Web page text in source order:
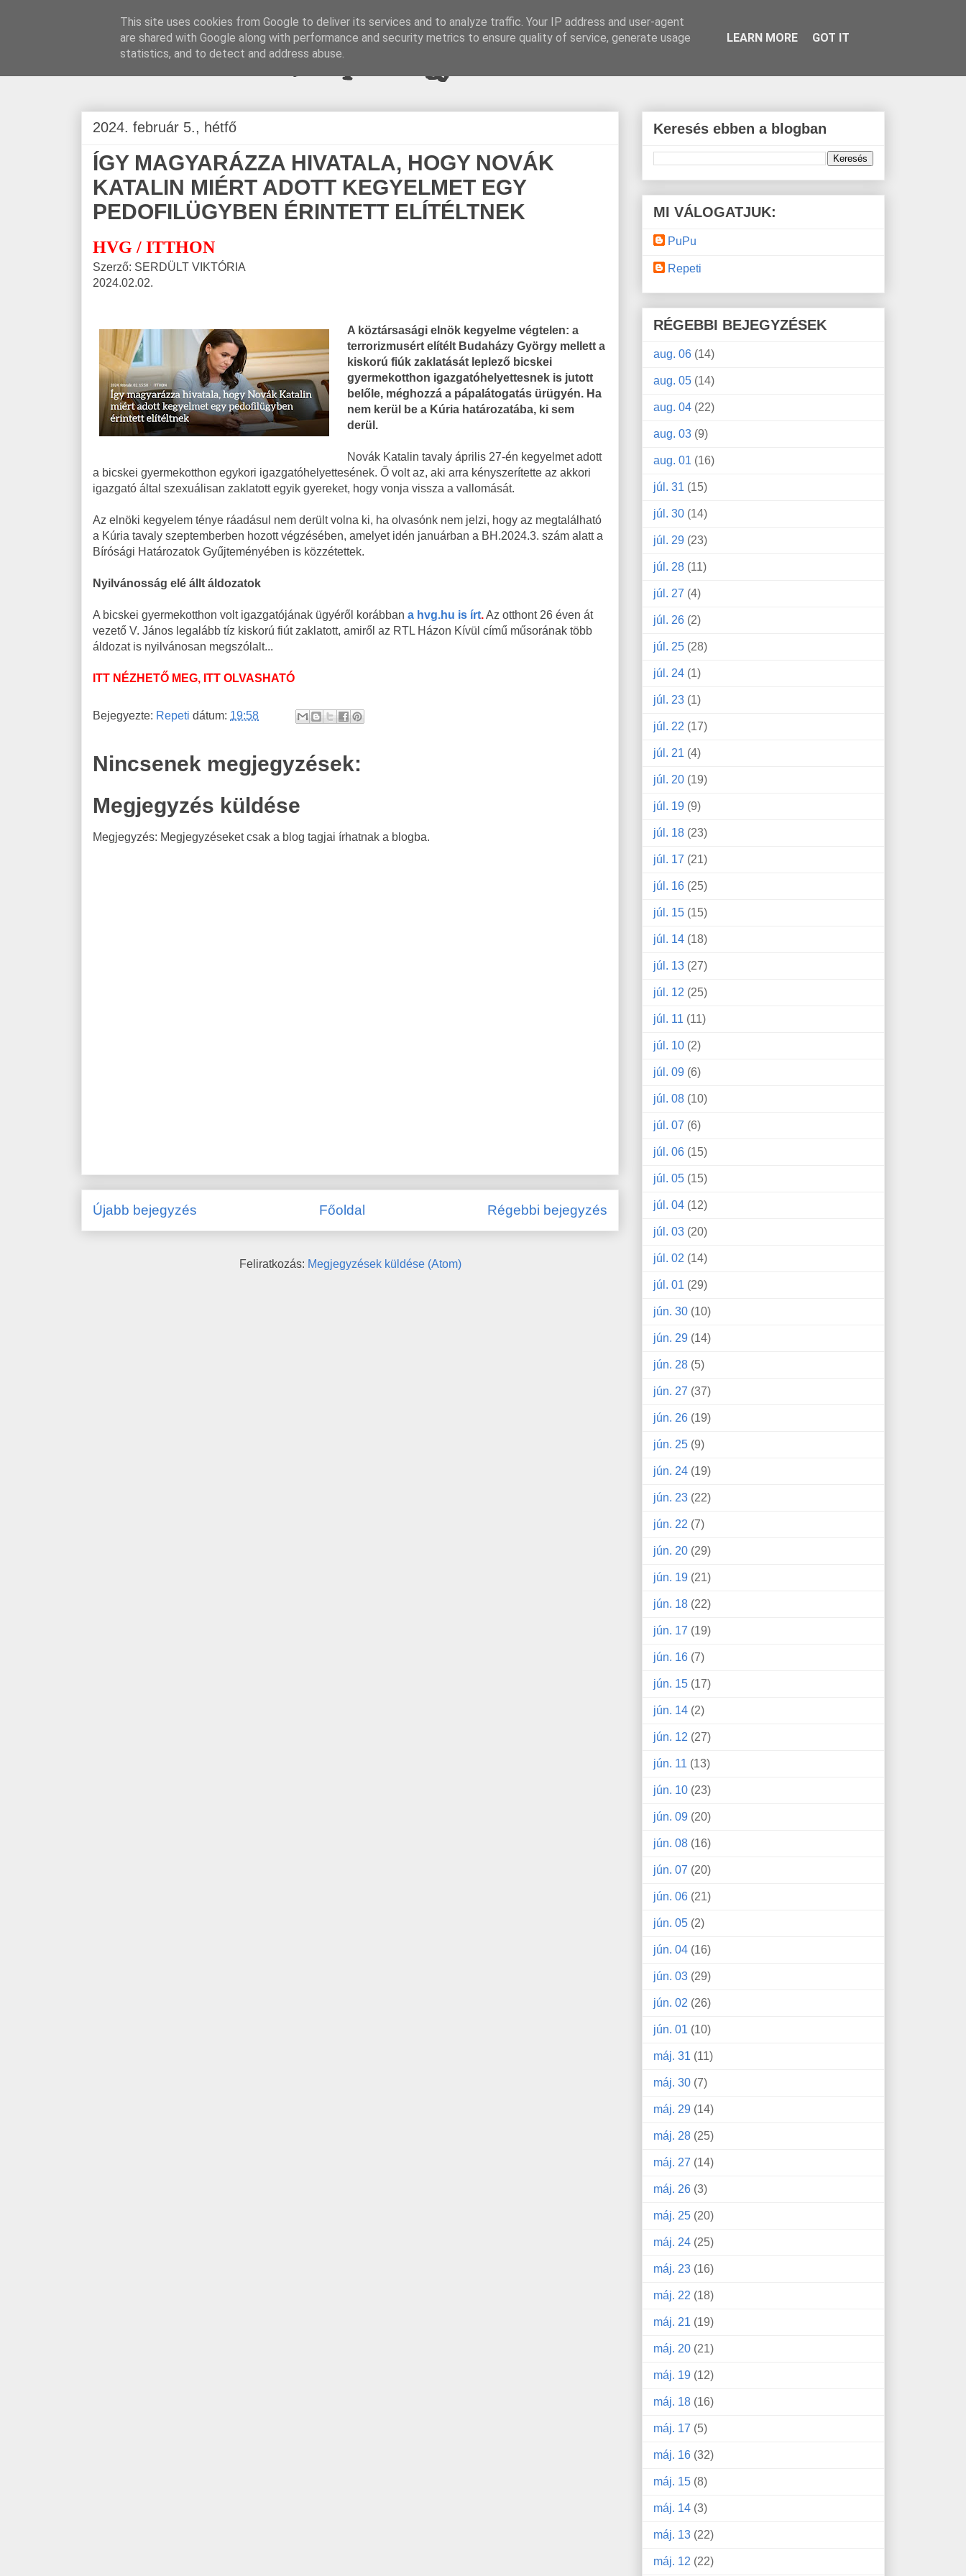
BLOGÁSZAT, napi blogjava
2024. február 5., hétfő
ÍGY MAGYARÁZZA HIVATALA, HOGY NOVÁK
KATALIN MIÉRT ADOTT KEGYELMET EGY
PEDOFILÜGYBEN ÉRINTETT ELÍTÉLTNEK
HVG / ITTHON
Szerző: SERDÜLT VIKTÓRIA
2024.02.02.
A köztársasági elnök kegyelme végtelen: a
terrorizmusért elítélt Budaházy György mellett a
kiskorú fiúk zaklatását leplező bicskei
gyermekotthon igazgatóhelyettesnek is jutott
belőle, méghozzá a pápalátogatás ürügyén. Ha
nem kerül be a Kúria határozatába, ki sem
derül.
Novák Katalin tavaly április 27-én kegyelmet adott
a bicskei gyermekotthon egykori igazgatóhelyettesének. Ő volt az, aki arra kényszerítette az akkori
igazgató által szexuálisan zaklatott egyik gyereket, hogy vonja vissza a vallomását.
Az elnöki kegyelem ténye ráadásul nem derült volna ki, ha olvasónk nem jelzi, hogy az megtalálható
a Kúria tavaly szeptemberben hozott végzésében, amelyet idén januárban a BH.2024.3. szám alatt a
Bírósági Határozatok Gyűjteményében is közzétettek.
Nyilvánosság elé állt áldozatok
A bicskei gyermekotthon volt igazgatójának ügyéről korábban a hvg.hu is írt.Az otthont 26 éven át
vezető V. János legalább tíz kiskorú fiút zaklatott, amiről az RTL Házon Kívül című műsorának több
áldozat is nyilvánosan megszólalt...
ITT NÉZHETŐ MEG, ITT OLVASHATÓ
Bejegyezte: Repeti dátum: 19:58
Nincsenek megjegyzések:
Megjegyzés küldése
Megjegyzés: Megjegyzéseket csak a blog tagjai írhatnak a blogba.
Újabb bejegyzés Régebbi bejegyzés
Főoldal
Feliratkozás: Megjegyzések küldése (Atom)
Keresés ebben a blogban
MI VÁLOGATJUK:
PuPu
Repeti
RÉGEBBI BEJEGYZÉSEK
aug. 06 (14)
aug. 05 (14)
aug. 04 (22)
aug. 03 (9)
aug. 01 (16)
júl. 31 (15)
júl. 30 (14)
júl. 29 (23)
júl. 28 (11)
júl. 27 (4)
júl. 26 (2)
júl. 25 (28)
júl. 24 (1)
júl. 23 (1)
júl. 22 (17)
júl. 21 (4)
júl. 20 (19)
júl. 19 (9)
júl. 18 (23)
júl. 17 (21)
júl. 16 (25)
júl. 15 (15)
júl. 14 (18)
júl. 13 (27)
júl. 12 (25)
júl. 11 (11)
júl. 10 (2)
júl. 09 (6)
júl. 08 (10)
júl. 07 (6)
júl. 06 (15)
júl. 05 (15)
júl. 04 (12)
júl. 03 (20)
júl. 02 (14)
júl. 01 (29)
jún. 30 (10)
jún. 29 (14)
jún. 28 (5)
jún. 27 (37)
jún. 26 (19)
jún. 25 (9)
jún. 24 (19)
jún. 23 (22)
jún. 22 (7)
jún. 20 (29)
jún. 19 (21)
jún. 18 (22)
jún. 17 (19)
jún. 16 (7)
jún. 15 (17)
jún. 14 (2)
jún. 12 (27)
jún. 11 (13)
jún. 10 (23)
jún. 09 (20)
jún. 08 (16)
jún. 07 (20)
jún. 06 (21)
jún. 05 (2)
jún. 04 (16)
jún. 03 (29)
jún. 02 (26)
jún. 01 (10)
máj. 31 (11)
máj. 30 (7)
máj. 29 (14)
máj. 28 (25)
máj. 27 (14)
máj. 26 (3)
máj. 25 (20)
máj. 24 (25)
máj. 23 (16)
máj. 22 (18)
máj. 21 (19)
máj. 20 (21)
máj. 19 (12)
máj. 18 (16)
máj. 17 (5)
máj. 16 (32)
máj. 15 (8)
máj. 14 (3)
máj. 13 (22)
máj. 12 (22)
This site uses cookies from Google to deliver its services and to analyze traffic. Your IP address and user-agent
are shared with Google along with performance and security metrics to ensure quality of service, generate usage
statistics, and to detect and address abuse.
LEARN MORE GOT IT